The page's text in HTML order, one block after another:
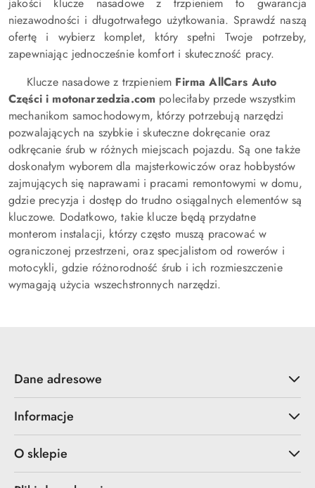
jakości klucze nasadowe z trzpieniem to gwarancja
niezawodności i długotrwałego użytkowania. Sprawdź naszą
ofertę i wybierz komplet, który spełni Twoje potrzeby,
zapewniając jednocześnie komfort i skuteczność pracy.
Klucze nasadowe z trzpieniem Firma AllCars Auto
Części i motonarzedzia.com poleciłaby przede wszystkim
mechanikom samochodowym, którzy potrzebują narzędzi
pozwalających na szybkie i skuteczne dokręcanie oraz
odkręcanie śrub w różnych miejscach pojazdu. Są one także
doskonałym wyborem dla majsterkowiczów oraz hobbystów
zajmujących się naprawami i pracami remontowymi w domu,
gdzie precyzja i dostęp do trudno osiągalnych elementów są
kluczowe. Dodatkowo, takie klucze będą przydatne
monterom instalacji, którzy często muszą pracować w
ograniczonej przestrzeni, oraz specjalistom od rowerów i
motocykli, gdzie różnorodność śrub i ich rozmieszczenie
wymagają użycia wszechstronnych narzędzi.
Dane adresowe
Informacje
O sklepie